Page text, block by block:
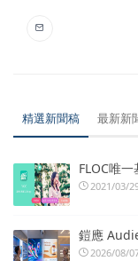
精選新聞稿 最新新
FLOC唯
2021/03/
鎧應
2026/08/